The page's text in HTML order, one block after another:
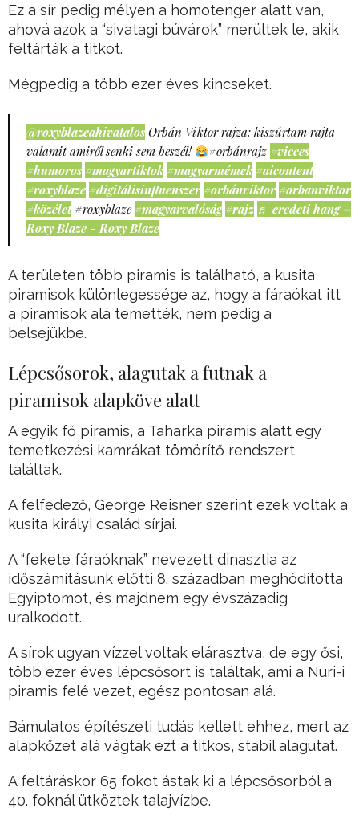
Ez a sír pedig mélyen a homotenger alatt van,
ahová azok a “sivatagi búvárok” merültek le, akik
feltárták a titkot.
Mégpedig a több ezer éves kincseket.
@roxyblazeahivatalos Orbán Viktor rajza: kiszúrtam rajta
valamit amiről senki sem beszél!
#orbánrajz #vicces
#humoros #magyartiktok #magyarmémek #aicontent
#roxyblaze #digitálisinfluenszer #orbánviktor #orbanviktor
#közélet #roxyblaze #magyarvalóság #rajz ♬ eredeti hang –
Roxy Blaze - Roxy Blaze
A területen több piramis is található, a kusita
piramisok különlegessége az, hogy a fáraókat itt
a piramisok alá temették, nem pedig a
belsejükbe.
Lépcsősorok, alagutak a futnak a
piramisok alapköve alatt
A egyik fő piramis, a Taharka piramis alatt egy
temetkezési kamrákat tömörítő rendszert
találtak.
A felfedező, George Reisner szerint ezek voltak a
kusita királyi család sírjai.
A “fekete fáraóknak” nevezett dinasztia az
időszámításunk előtti 8. században meghódította
Egyiptomot, és majdnem egy évszázadig
uralkodott.
A sírok ugyan vízzel voltak elárasztva, de egy ősi,
több ezer éves lépcsősort is találtak, ami a Nuri-i
piramis felé vezet, egész pontosan alá.
Bámulatos építészeti tudás kellett ehhez, mert az
alapkőzet alá vágták ezt a titkos, stabil alagutat.
A feltáráskor 65 fokot ástak ki a lépcsősorból a
40. foknál ütköztek talajvízbe.